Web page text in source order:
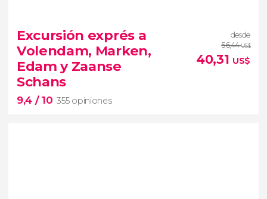
1.080 opiniones
visita guiada por el Museo Van Gogh
Ámsterdam
genio de la pintura
Excursión exprés a
Volendam, Marken,
Edam y Zaanse
Schans
9,4 / 10 355 opiniones
desde
56,44US$
40,31 US$